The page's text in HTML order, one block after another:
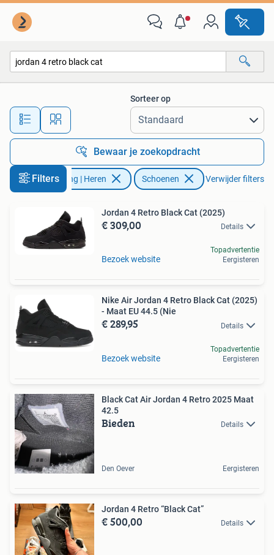
Alle afstanden…
Sorteer op
Bewaar je zoekopdracht
FiltersKleding | Heren Schoenen Verwijder filters
Jordan 4 Retro Black Cat (2025)
€ 309,00 Details
Bezoek website
Topadvertentie
Eergisteren
Nike Air Jordan 4 Retro Black Cat (2025)
- Maat EU 44.5 (Nie
€ 289,95 Details
Bezoek website
Topadvertentie
Eergisteren
Black Cat Air Jordan 4 Retro 2025 Maat
42.5
Bieden Details
Den Oever Eergisteren
Jordan 4 Retro “Black Cat”
€ 500,00 Details